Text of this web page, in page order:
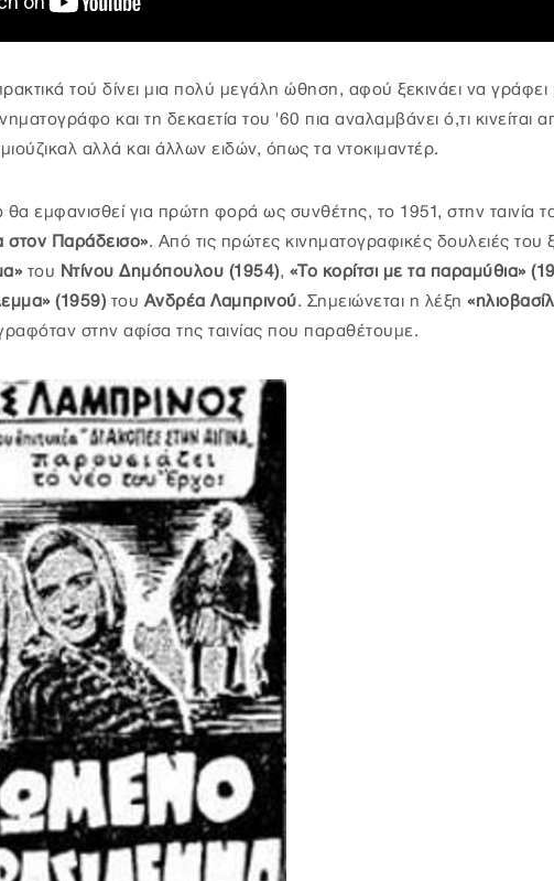
τού δίνει μια πολύ μεγάλη ώθηση, αφού ξεκινάει να γράφει
και τη δεκαετία του '60 πια αναλαμβάνει ό,τι κινείται
αλλά και άλλων ειδών, όπως τα ντοκιμαντέρ.
εμφανισθεί για πρώτη φορά ως συνθέτης, το 1951, στην ταινία
στον Παράδεισο». Από τις πρώτες κινηματογραφικές δουλειές του
του Ντίνου Δημόπουλου (1954), «Το κορίτσι με τα παραμύθια»
(1959) του Ανδρέα Λαμπρινού. Σημειώνεται η λέξη
στην αφίσα της ταινίας που παραθέτουμε.